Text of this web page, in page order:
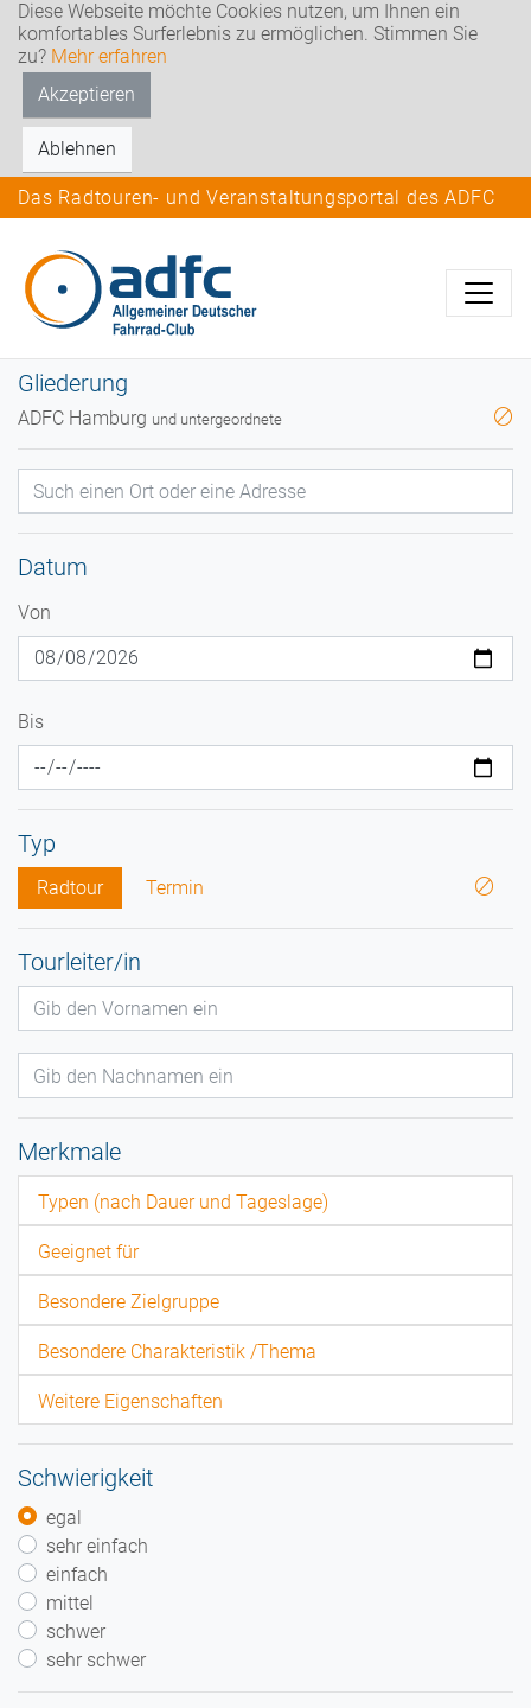
Diese Webseite möchte Cookies nutzen, um Ihnen ein
komfortables Surferlebnis zu ermöglichen. Stimmen Sie
zu? Mehr erfahren
Akzeptieren
Ablehnen
Das Radtouren- und Veranstaltungsportal des ADFC
Gliederung
ADFC Hamburg und untergeordnete
Datum
Von
Bis
Typ
Radtour Termin
Tourleiter/in
Merkmale
Typen (nach Dauer und Tageslage)
Geeignet für
Besondere Zielgruppe
Besondere Charakteristik /Thema
Weitere Eigenschaften
Schwierigkeit
egal
sehr einfach
einfach
mittel
schwer
sehr schwer